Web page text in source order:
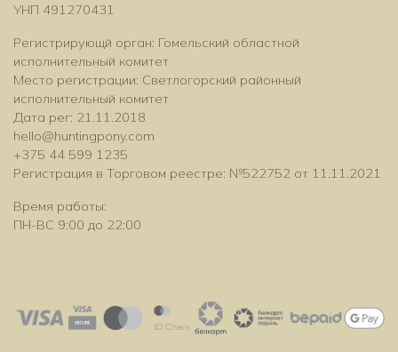
УНП 491270431
Регистрирующй орган: Гомельский областной
исполнительный комитет
Место регистрации: Светлогорский районный
исполнительный комитет
Дата рег: 21.11.2018
hello@huntingpony.com
+375 44 599 1235
Регистрация в Торговом реестре: №522752 от 11.11.2021
Время работы:
ПН-ВС 9:00 до 22:00